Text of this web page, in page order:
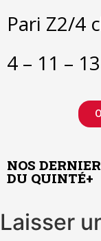
Pari Z2/4
4 – 11 –
NOS
DU QUINTÉ+
Laisser